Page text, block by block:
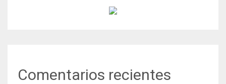
Comentarios recientes